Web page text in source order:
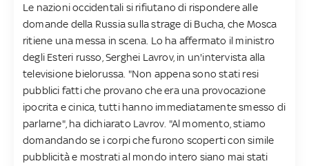
Le nazioni occidentali si rifiutano di rispondere alle
domande della Russia sulla strage di Bucha, che Mosca
ritiene una messa in scena. Lo ha affermato il ministro
degli Esteri russo, Serghei Lavrov, in un'intervista alla
televisione bielorussa. "Non appena sono stati resi
pubblici fatti che provano che era una provocazione
ipocrita e cinica, tutti hanno immediatamente smesso di
parlarne", ha dichiarato Lavrov. "Al momento, stiamo
domandando se i corpi che furono scoperti con simile
pubblicità e mostrati al mondo intero siano mai stati